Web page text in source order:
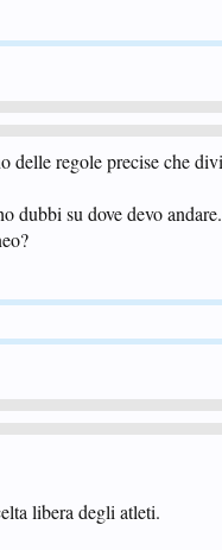
delle regole precise che
dubbi su dove devo
libera degli atleti.